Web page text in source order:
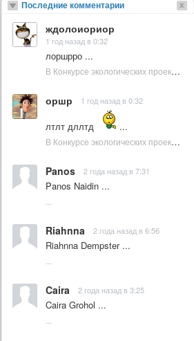
Последние комментарии
ждолоиориор
1 год назад в 0:32
лоршрро ...
В Конкурсе экологических проектов в Подмосковье активно участвовала молодежь :: NewsRbk.ru...
оршр 1 год назад в 0:32
лтлт дллтд
...
В Конкурсе экологических проектов в Подмосковье активно участвовала молодежь :: NewsRbk.ru...
Panos 2 года назад в 7:31
Panos Naidin ...
Riahnna 2 года назад в 6:56
Riahnna Dempster ...
Caira 2 года назад в 3:25
Caira Grohol ...